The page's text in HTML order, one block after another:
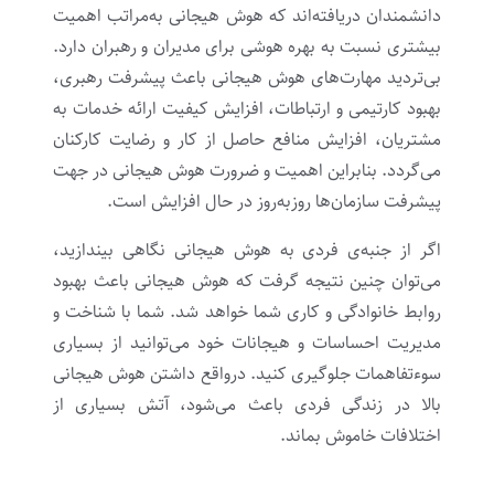
دانشمندان دریافته‌اند که هوش هیجانی به‌مراتب اهمیت
بیشتری نسبت به بهره هوشی برای مدیران و رهبران دارد.
بی‌تردید مهارت‌های هوش هیجانی باعث پیشرفت رهبری،
بهبود کارتیمی و ارتباطات، افزایش کیفیت ارائه خدمات به
مشتریان، افزایش منافع حاصل از کار و رضایت کارکنان
می‌گردد. بنابراین اهمیت و ضرورت هوش هیجانی در جهت
پیشرفت سازمان‌ها روزبه‌روز در حال افزایش است.
اگر از جنبه‌ی فردی به هوش هیجانی نگاهی بیندازید،
می‌توان چنین نتیجه گرفت که هوش هیجانی باعث بهبود
روابط خانوادگی و کاری شما خواهد شد. شما با شناخت و
مدیریت احساسات و هیجانات خود می‌توانید از بسیاری
سوءتفاهمات جلوگیری کنید. درواقع داشتن هوش هیجانی
بالا در زندگی فردی باعث می‌شود، آتش بسیاری از
اختلافات خاموش بماند.